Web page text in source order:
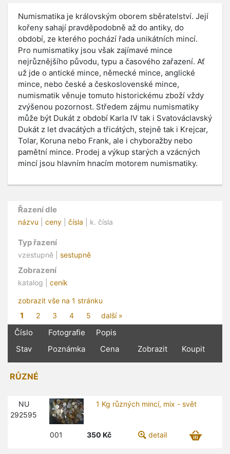
Numismatika je královským oborem sběratelství. Její
kořeny sahají pravděpodobně až do antiky, do
období, ze kterého pochází řada unikátních mincí.
Pro numismatiky jsou však zajímavé mince
nejrůznějšího původu, typu a časového zařazení. Ať
už jde o antické mince, německé mince, anglické
mince, nebo české a československé mince,
numismatik věnuje tomuto historickému zboží vždy
zvýšenou pozornost. Středem zájmu numismatiky
může být Dukát z období Karla IV tak i Svatováclavský
Dukát z let dvacátých a třicátých, stejně tak i Krejcar,
Tolar, Koruna nebo Frank, ale i chyboražby nebo
pamětní mince. Prodej a výkup starých a vzácných
mincí jsou hlavním hnacím motorem numismatiky.
Řazení dle
názvu ceny čísla | k. čísla
Typ řazení
vzestupně | sestupně
Zobrazení
katalog | ceník
zobrazit vše na 1 stránku
1 2 3 4 5 další »
Číslo Fotografie
Popis
Stav
Poznámka Cena Zobrazit Koupit
RŮZNÉ
NU
292595
1 Kg různých mincí, mix - svět
001 350 Kč detail